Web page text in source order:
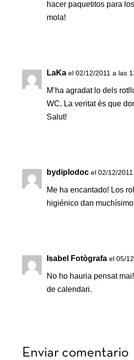
hacer paquetitos para
mola!
LaKa el 02/12/2011 a las
M’ha agradat lo dels
WC. La veritat és que
Salut!
bydiplodoc el 02/12/
Me ha encantado! Los
higiénico dan
Isabel Fotògrafa el 05/
No ho hauria pensat
de calendari.
Enviar comentario